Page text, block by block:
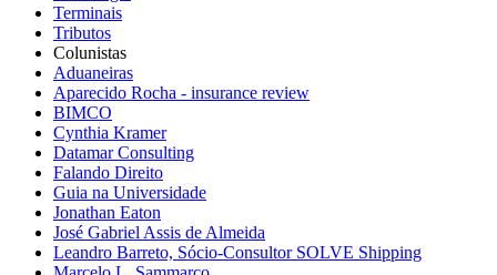
Terminais
Tributos
Colunistas
Aduaneiras
Aparecido Rocha - insurance review
BIMCO
Cynthia Kramer
Datamar Consulting
Falando Direito
Guia na Universidade
Jonathan Eaton
José Gabriel Assis de Almeida
Leandro Barreto, Sócio-Consultor SOLVE Shipping